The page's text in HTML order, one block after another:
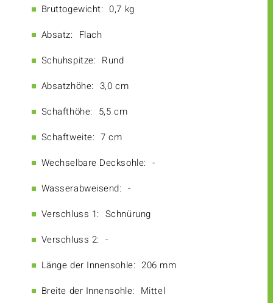
Bruttogewicht: 0,7 kg
Absatz: Flach
Schuhspitze: Rund
Absatzhöhe: 3,0 cm
Schafthöhe: 5,5 cm
Schaftweite: 7 cm
Wechselbare Decksohle: -
Wasserabweisend: -
Verschluss 1: Schnürung
Verschluss 2: -
Länge der Innensohle: 206 mm
Breite der Innensohle: Mittel